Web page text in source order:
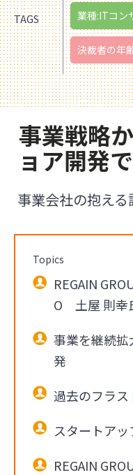
TAGS 業種:ITコン
決裁者の年
事業戦略
ョア開発
事業会社の抱え
Topics
REGAIN
O 土屋 則幸
事業を継続
発
過去のフラ
スタートア
REGAIN